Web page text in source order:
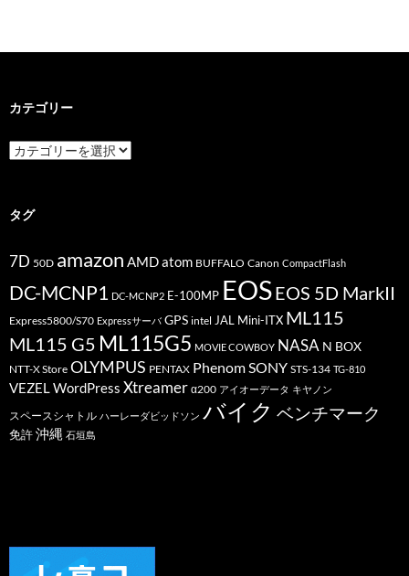
カテゴリー
カ
テ
ー
タグ
7D 50D amazon AMDatom BUFFALO Canon CompactFlash
DC-MCNP1 DC-MCNP2 E-100MP EOSEOS 5D MarkII
Express5800/S70 Expressサーバ GPS intel JAL Mini-ITX ML115
ML115 G5 ML115G5 MOVIE COWBOY NASA N BOX
NTT-X Store OLYMPUS PENTAX PhenomSONY STS-134 TG-810
VEZELWordPress Xtreamer α200 アイオーデータ キヤノン
スペースシャトル ハーレーダビッドソン バイク ベンチマーク
免許沖縄 石垣島